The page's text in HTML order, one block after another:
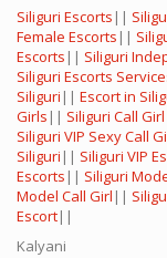
Siliguri Escorts ||
Female Escorts ||
Escorts || Siliguri
Siliguri Escorts
Siliguri || Escort in
Girls || Siliguri Call Girl
Siliguri VIP Sexy Call
Siliguri || Siliguri VIP
Escorts || Siliguri
Model Call Girl ||
Escort||
Kalyani